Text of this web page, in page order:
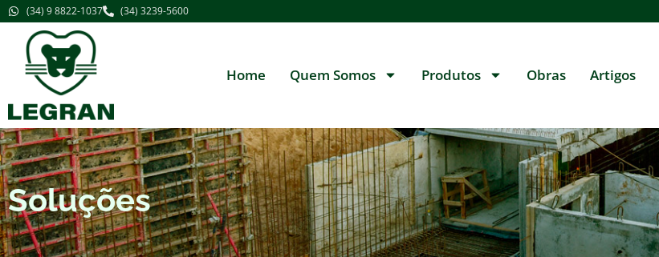
(34) 9 8822-1037 (34) 3239-5600
Home Quem Somos Produtos Obras Artigos
Soluções